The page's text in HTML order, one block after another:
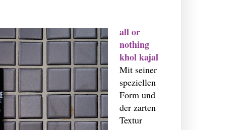
all or
nothing
khol kajal
Mit seiner
speziellen
Form und
der zarten
Textur